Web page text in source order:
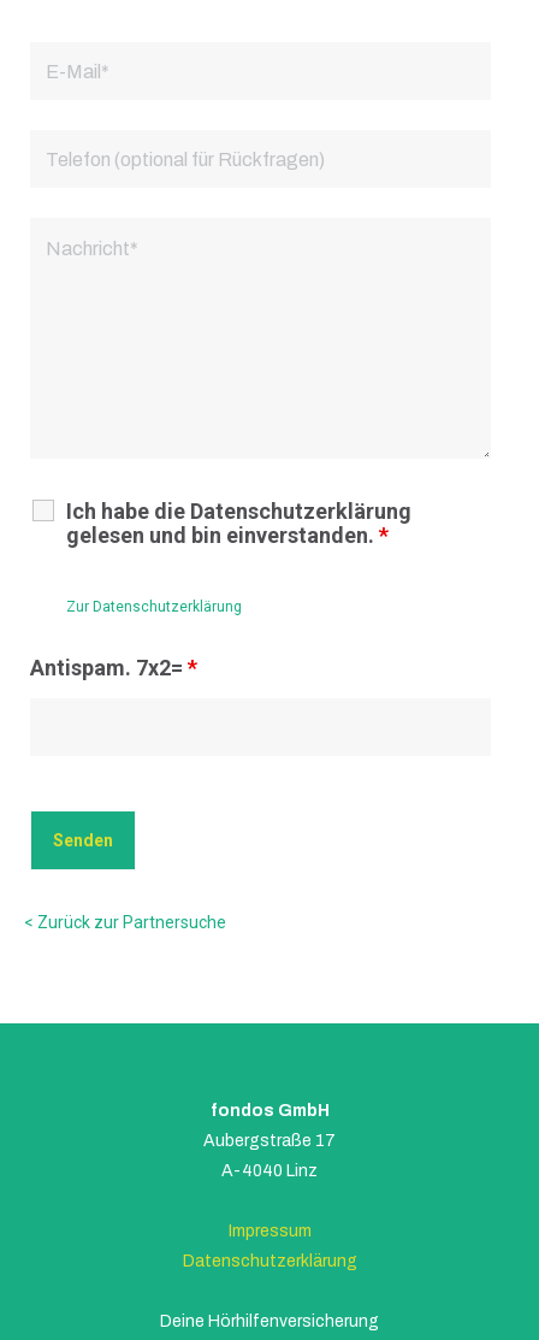
Ich habe die Datenschutzerklärung
gelesen und bin einverstanden. *
Zur Datenschutzerklärung
Antispam. 7x2= *
< Zurück zur Partnersuche
fondos GmbH
Aubergstraße 17
A-4040 Linz
Impressum
Datenschutzerklärung
Deine Hörhilfenversicherung